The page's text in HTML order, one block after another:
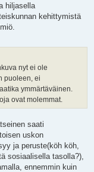
hiljasella
kehittymistä
nyt ei ole
puoleen, ei
ymmärtäväinen.
ovat molemmat.
saati
uskon
ja peruste(köh köh,
sosiaalisella tasolla?),
ennemmin kuin